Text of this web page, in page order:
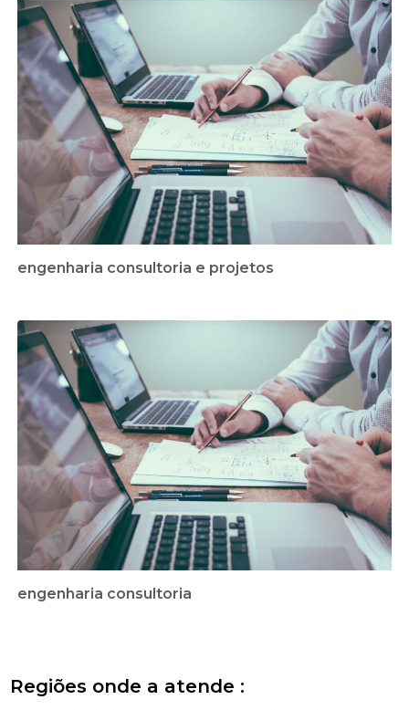
engenharia consultoria e projetos
engenharia consultoria
Regiões onde a atende :